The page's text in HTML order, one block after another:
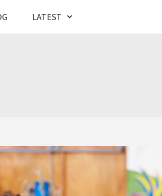
LATEST